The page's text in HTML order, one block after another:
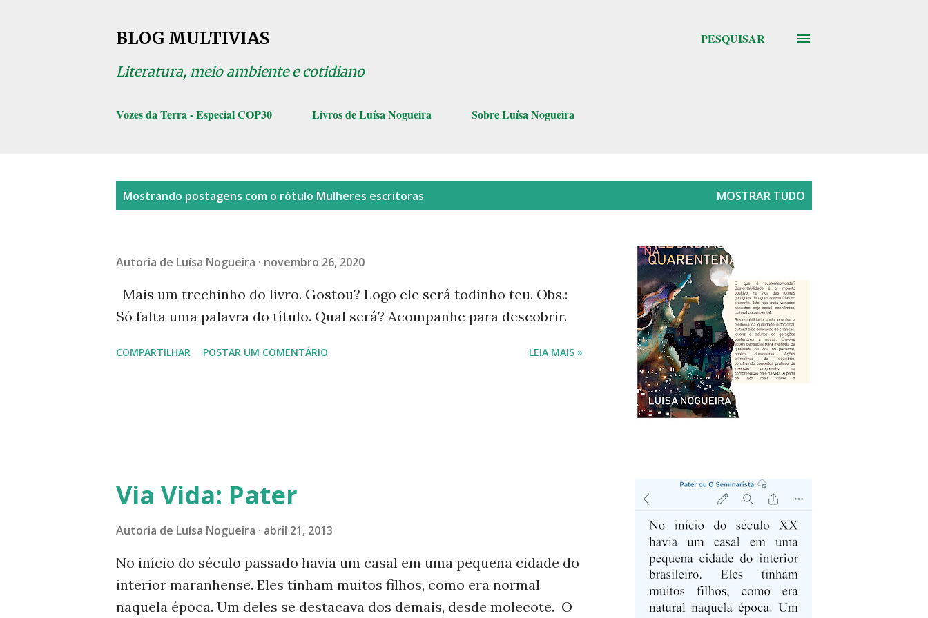
BLOG MULTIVIAS
Literatura, meio ambiente e cotidiano
PESQUISAR
Vozes da Terra - Especial COP30 Livros de Luísa Nogueira Sobre Luísa Nogueira
Mostrando postagens com o rótulo Mulheres escritoras MOSTRAR TUDO
Autoria de Luísa Nogueira novembro 26, 2020
Mais um trechinho do livro. Gostou? Logo ele será todinho teu. Obs.:
Só falta uma palavra do título. Qual será? Acompanhe para descobrir.
COMPARTILHAR POSTAR UM COMENTÁRIO LEIA MAIS »
Via Vida: Pater
Autoria de Luísa Nogueira abril 21, 2013
No início do século passado havia um casal em uma pequena cidade do
interior maranhense. Eles tinham muitos filhos, como era normal
naquela época. Um deles se destacava dos demais, desde molecote. O